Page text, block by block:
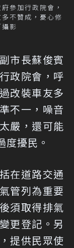
參加行政院會，
不贊成，憂心修
影
市長蘇俊賓
政院會，呼
改裝車友多
不一，噪音
嚴，還可能
度擾民。
在道路交通
管列為重要
須取得排氣
更登記。另
提供民眾使